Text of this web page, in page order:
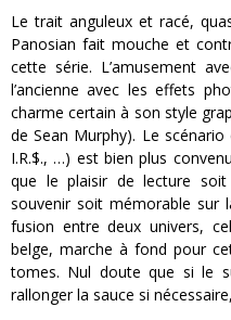
Le trait anguleux et racé,
Panosian fait mouche et
cette série. L’amusement
l’ancienne avec les effets
charme certain à son style
de Sean Murphy). Le
I.R.$., …) est bien plus
que le plaisir de lecture
souvenir soit mémorable sur
fusion entre deux univers,
belge, marche à fond pour
tomes. Nul doute que si le
rallonger la sauce si